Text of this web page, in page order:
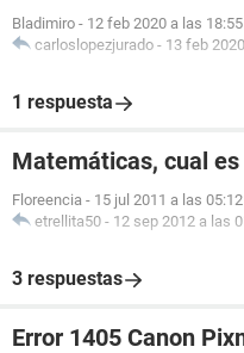
Bladimiro - 12 feb 2020 a las 18:55
carloslopezjurado - 13 feb
1 respuesta
Matemáticas, cual es
Floreencia - 15 jul 2011 a las 05:12
etrellita50 - 12 sep 2012 a las
3 respuestas
Error 1405 Canon